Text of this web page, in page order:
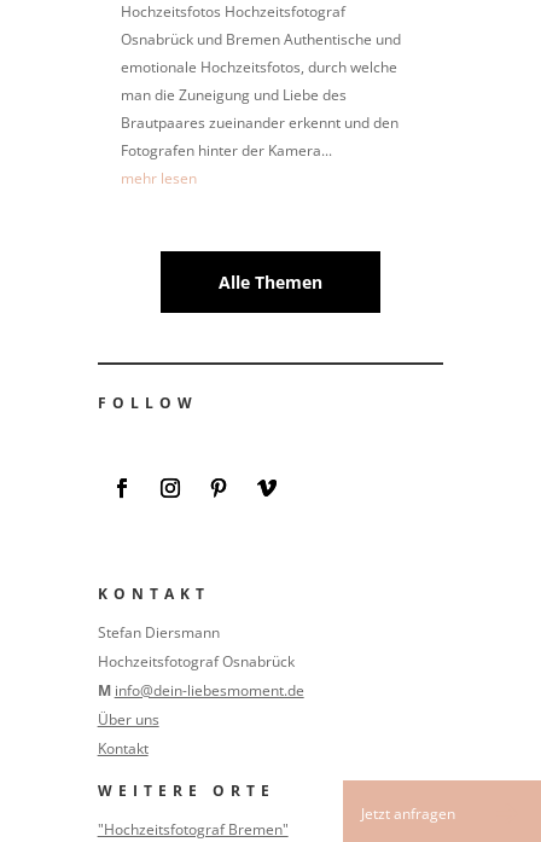
Hochzeitsfotos Hochzeitsfotograf
Osnabrück und Bremen Authentische und
emotionale Hochzeitsfotos, durch welche
man die Zuneigung und Liebe des
Brautpaares zueinander erkennt und den
Fotografen hinter der Kamera...
mehr lesen
Alle Themen
FOLLOW
KONTAKT
Stefan Diersmann
Hochzeitsfotograf Osnabrück
M info@dein-liebesmoment.de
Über uns
Kontakt
WEITERE ORTE
"Hochzeitsfotograf Bremen"